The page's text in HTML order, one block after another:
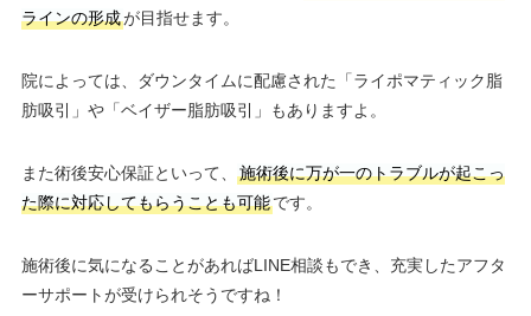
ラインの形成が目指せます。
院によっては、ダウンタイムに配慮された「ライポマティック脂
肪吸引」や「ベイザー脂肪吸引」もありますよ。
また術後安心保証といって、
施術後に万が一のトラブルが起こっ
た際に対応してもらうことも可能です。
施術後に気になることがあればLINE相談もでき、充実したアフタ
ーサポートが受けられそうですね！